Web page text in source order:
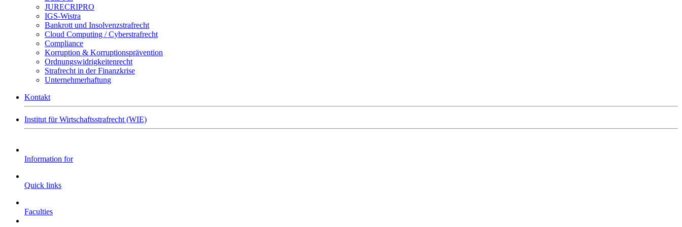
JURECRIPRO
IGS-Wistra
Bankrott und Insolvenzstrafrecht
Cloud Computing / Cyberstrafrecht
Compliance
Korruption & Korruptionsprävention
Ordnungswidrigkeitenrecht
Strafrecht in der Finanzkrise
Unternehmerhaftung
Kontakt
Institut für Wirtschaftsstrafrecht (WIE)
Information for
Quick links
Faculties